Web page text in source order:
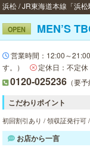
浜松 / JR東海道本線「浜
OPEN MEN’S
営業時間：12:00～
す。）
定休日：不定休
0120-025236 （要予
こだわりポイント
初回割引あり / 領収証発行可
お店から一言